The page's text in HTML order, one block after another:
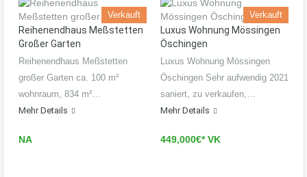
Verkauft
Reihenendhaus Meßstetten
Großer Garten
Reihenendhaus Meßstetten
großer Garten ca. 100 m²
wohnraum, 834 m²…
Mehr Details
NA
Verkauft
Luxus Wohnung Mössingen
Öschingen
Luxus Wohnung Mössingen
Öschingen Sehr aufwendig 2021
saniert, zu verkaufen,…
Mehr Details
449,000€* VK